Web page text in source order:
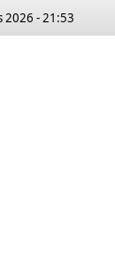
2026 - 21:53